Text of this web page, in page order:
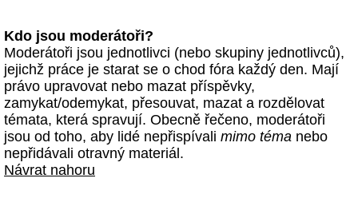
Kdo jsou moderátoři?
Moderátoři jsou jednotlivci (nebo skupiny jednotlivců),
jejichž práce je starat se o chod fóra každý den. Mají
právo upravovat nebo mazat příspěvky,
zamykat/odemykat, přesouvat, mazat a rozdělovat
témata, která spravují. Obecně řečeno, moderátoři
jsou od toho, aby lidé nepřispívali mimo téma nebo
nepřidávali otravný materiál.
Návrat nahoru